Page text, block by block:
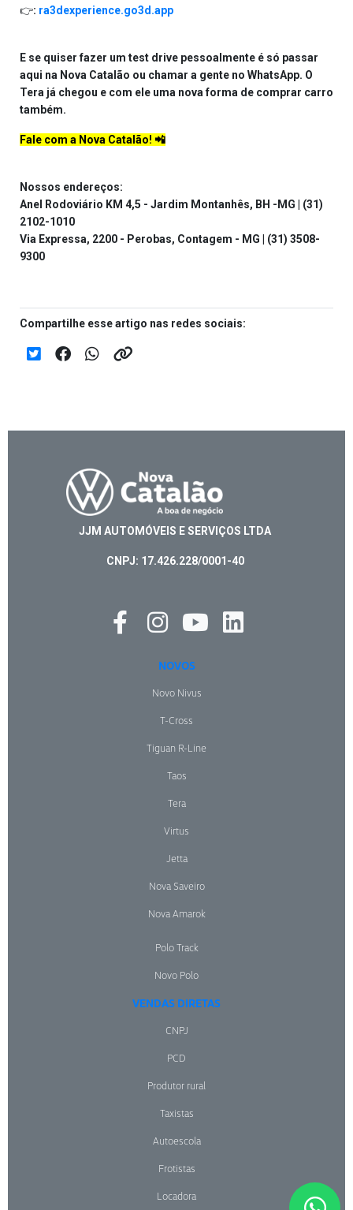
👉: ra3dexperience.go3d.app
E se quiser fazer um test drive pessoalmente é só passar
aqui na Nova Catalão ou chamar a gente no WhatsApp. O
Tera já chegou e com ele uma nova forma de comprar carro
também.
Fale com a Nova Catalão! 📲
Nossos endereços:
Anel Rodoviário KM 4,5 - Jardim Montanhês, BH -MG | (31)
2102-1010
Via Expressa, 2200 - Perobas, Contagem - MG | (31) 3508-
9300
Compartilhe esse artigo nas redes sociais:
JJM AUTOMÓVEIS E SERVIÇOS LTDA
CNPJ: 17.426.228/0001-40
NOVOS
Novo Nivus
T-Cross
Tiguan R-Line
Taos
Tera
Virtus
Jetta
Nova Saveiro
Nova Amarok
Polo Track
Novo Polo
VENDAS DIRETAS
CNPJ
PCD
Produtor rural
Taxistas
Autoescola
Frotistas
Locadora